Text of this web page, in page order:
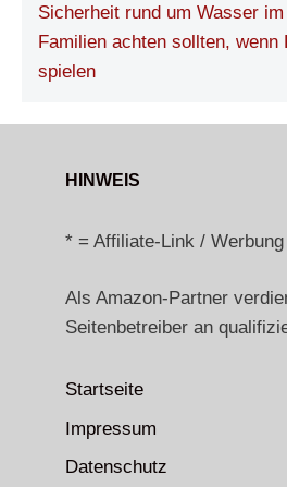
Sicherheit rund um Wasser
Familien achten sollten, wenn
spielen
HINWEIS
* = Affiliate-Link / Werbung
Als Amazon-Partner
Seitenbetreiber an
Startseite
Impressum
Datenschutz